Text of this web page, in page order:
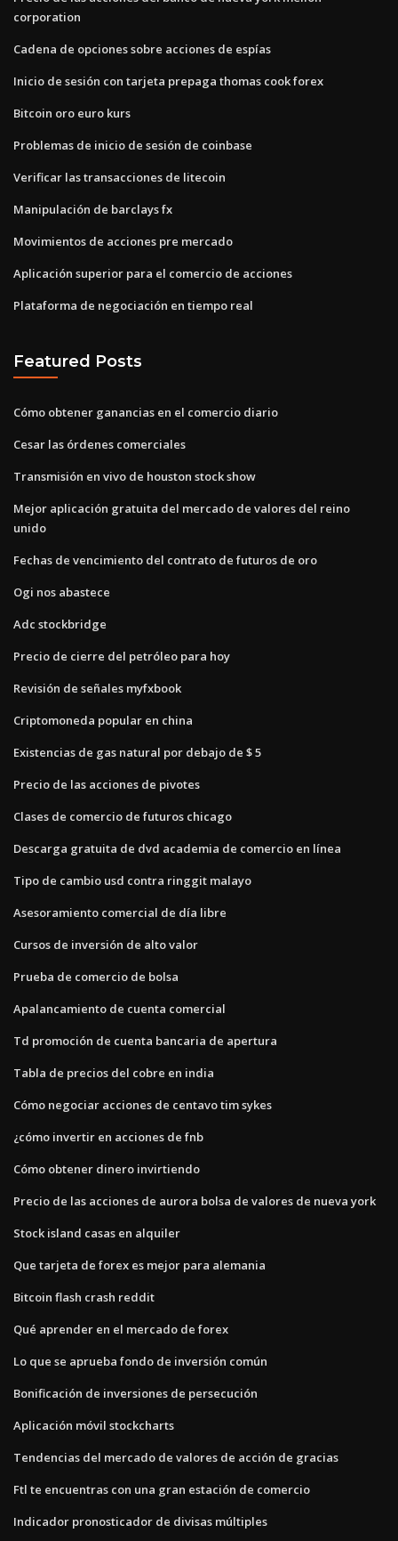
corporation
Cadena de opciones sobre acciones de espías
Inicio de sesión con tarjeta prepaga thomas cook forex
Bitcoin oro euro kurs
Problemas de inicio de sesión de coinbase
Verificar las transacciones de litecoin
Manipulación de barclays fx
Movimientos de acciones pre mercado
Aplicación superior para el comercio de acciones
Plataforma de negociación en tiempo real
Featured Posts
Cómo obtener ganancias en el comercio diario
Cesar las órdenes comerciales
Transmisión en vivo de houston stock show
Mejor aplicación gratuita del mercado de valores del reino
unido
Fechas de vencimiento del contrato de futuros de oro
Ogi nos abastece
Adc stockbridge
Precio de cierre del petróleo para hoy
Revisión de señales myfxbook
Criptomoneda popular en china
Existencias de gas natural por debajo de $ 5
Precio de las acciones de pivotes
Clases de comercio de futuros chicago
Descarga gratuita de dvd academia de comercio en línea
Tipo de cambio usd contra ringgit malayo
Asesoramiento comercial de día libre
Cursos de inversión de alto valor
Prueba de comercio de bolsa
Apalancamiento de cuenta comercial
Td promoción de cuenta bancaria de apertura
Tabla de precios del cobre en india
Cómo negociar acciones de centavo tim sykes
¿cómo invertir en acciones de fnb
Cómo obtener dinero invirtiendo
Precio de las acciones de aurora bolsa de valores de nueva york
Stock island casas en alquiler
Que tarjeta de forex es mejor para alemania
Bitcoin flash crash reddit
Qué aprender en el mercado de forex
Lo que se aprueba fondo de inversión común
Bonificación de inversiones de persecución
Aplicación móvil stockcharts
Tendencias del mercado de valores de acción de gracias
Ftl te encuentras con una gran estación de comercio
Indicador pronosticador de divisas múltiples